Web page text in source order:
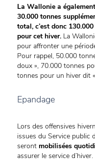
La Wallonie a
30.000 tonnes
total, c’est donc
pour cet hiver. La
pour affronter une
Pour rappel, 50.000
doux », 70.000 tonnes
tonnes pour un hiver dit
Epandage
Lors des offensives
issues du Service public
seront mobilisées
assurer le service d’hiver.